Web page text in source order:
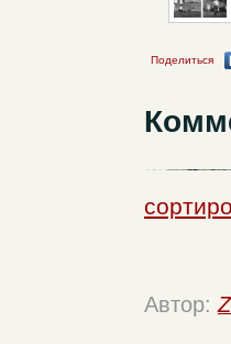
Поделиться
Автор: